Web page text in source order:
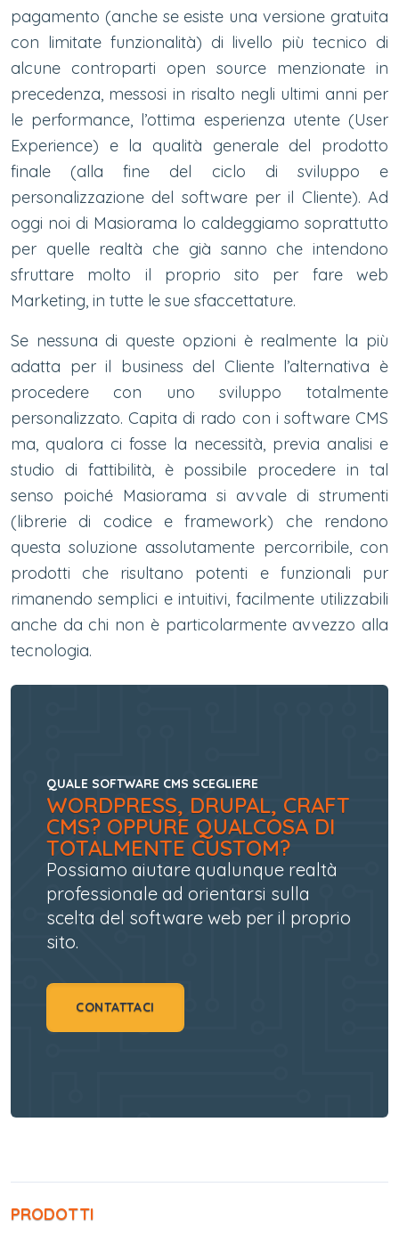
pagamento (anche se esiste una versione gratuita
con limitate funzionalità) di livello più tecnico di
alcune controparti open source menzionate in
precedenza, messosi in risalto negli ultimi anni per
le performance, l’ottima esperienza utente (User
Experience) e la qualità generale del prodotto
finale (alla fine del ciclo di sviluppo e
personalizzazione del software per il Cliente). Ad
oggi noi di Masiorama lo caldeggiamo soprattutto
per quelle realtà che già sanno che intendono
sfruttare molto il proprio sito per fare web
Marketing, in tutte le sue sfaccettature.
Se nessuna di queste opzioni è realmente la più
adatta per il business del Cliente l’alternativa è
procedere con uno sviluppo totalmente
personalizzato. Capita di rado con i software CMS
ma, qualora ci fosse la necessità, previa analisi e
studio di fattibilità, è possibile procedere in tal
senso poiché Masiorama si avvale di strumenti
(librerie di codice e framework) che rendono
questa soluzione assolutamente percorribile, con
prodotti che risultano potenti e funzionali pur
rimanendo semplici e intuitivi, facilmente utilizzabili
anche da chi non è particolarmente avvezzo alla
tecnologia.
QUALE SOFTWARE CMS SCEGLIERE
WORDPRESS, DRUPAL, CRAFT
CMS? OPPURE QUALCOSA DI
TOTALMENTE CUSTOM?
Possiamo aiutare qualunque realtà
professionale ad orientarsi sulla
scelta del software web per il proprio
sito.
CONTATTACI
PRODOTTI